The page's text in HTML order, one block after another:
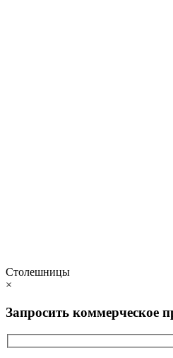
Столешницы
×
Запросить коммерческое